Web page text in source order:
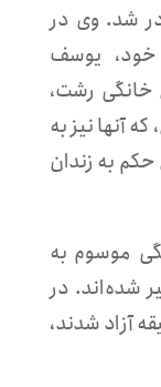
که در تیرماه ۹۶ صادر شد. وی در
خود، یوسف
خانگی رشت،
آنها نیز به
به زندان
موسوم به
شده‌اند. در
آزاد شدند،